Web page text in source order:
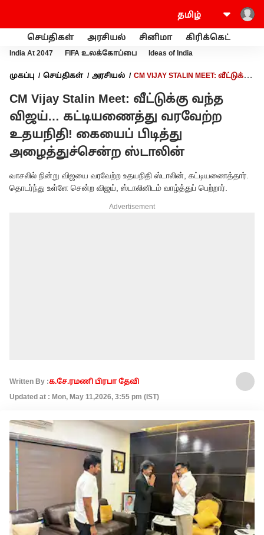
செய்திகள் அரசியல் சினிமா கிரிக்கெட்
India At 2047 FIFA உலக்கோப்பை Ideas of India
முகப்பு செய்திகள் அரசியல்
CM VIJAY STALIN MEET: வீட்டுக்கு
பிடித்து அழைத்துச்சென்ற ஸ்டாலின்
CM Vijay Stalin Meet: வீட்டுக்கு வந்த
விஜய்… கட்டியணைத்து வரவேற்ற
உதயநிதி! கையைப் பிடித்து
அழைத்துச்சென்ற ஸ்டாலின்
வாசலில் நின்று விஜயை வரவேற்ற உதயநிதி ஸ்டாலின், கட்டியணைத்தார்.
தொடர்ந்து உள்ளே சென்ற விஜய், ஸ்டாலினிடம் வாழ்த்துப் பெற்றார்.
Advertisement
Written By :க.சே.ரமணி பிரபா தேவி
Updated at : Mon, May 11,2026, 3:55 pm (IST)